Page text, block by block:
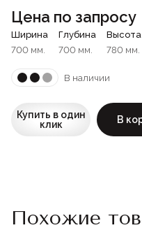
Цена по запросу
Ширина
700 мм.
Глубина
700 мм.
Высота
780 мм.
В наличии
Купить в один
клик
В
Похожие